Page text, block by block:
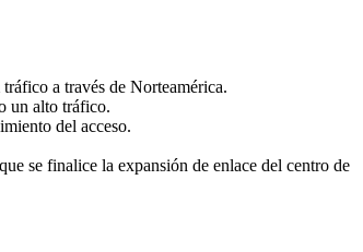
a través de Norteamérica.
un alto tráfico.
del acceso.
se finalice la expansión de enlace del centro de